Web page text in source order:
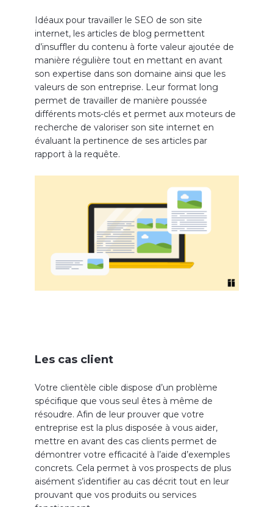
Idéaux pour travailler le SEO de son site
internet, les articles de blog permettent
d’insuffler du contenu à forte valeur ajoutée de
manière régulière tout en mettant en avant
son expertise dans son domaine ainsi que les
valeurs de son entreprise. Leur format long
permet de travailler de manière poussée
différents mots-clés et permet aux moteurs de
recherche de valoriser son site internet en
évaluant la pertinence de ses articles par
rapport à la requête.
Les cas client
Votre clientèle cible dispose d’un problème
spécifique que vous seul êtes à même de
résoudre. Afin de leur prouver que votre
entreprise est la plus disposée à vous aider,
mettre en avant des cas clients permet de
démontrer votre efficacité à l’aide d’exemples
concrets. Cela permet à vos prospects de plus
aisément s’identifier au cas décrit tout en leur
prouvant que vos produits ou services